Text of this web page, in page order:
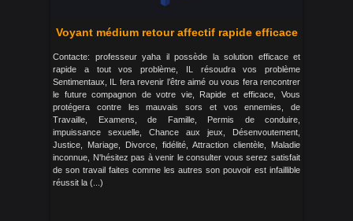
Voyant médium retour affectif rapide efficace
Contacte: professeur yaha il possède la solution efficace et
rapide a tout vos problème, IL résoudra vos problème
Sentimentaux, IL fera revenir l’être aimé ou vous fera rencontrer
le future compagnon de votre vie, Rapide et efficace, Vous
protégera contre les mauvais sors et vos ennemies, de
Travaille, Examens, de Famille, Permis de conduire,
impuissance sexuelle, Chance aux jeux, Désenvoutement,
Justice, Mariage, Divorce, fidélité, Attraction clientèle, Maladie
inconnue, N'hésitez pas à venir le consulter vous serez satisfait
de son travail faites comme les autres son pouvoir est infaillible
réussit la (...)